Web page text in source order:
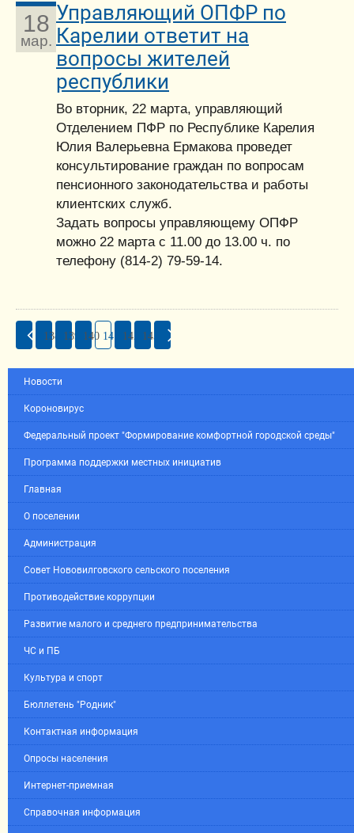
18
мар.
Управляющий ОПФР по
Карелии ответит на
вопросы жителей
республики
Во вторник, 22 марта, управляющий
Отделением ПФР по Республике Карелия
Юлия Валерьевна Ермакова проведет
консультирование граждан по вопросам
пенсионного законодательства и работы
клиентских служб.
Задать вопросы управляющему ОПФР
можно 22 марта с 11.00 до 13.00 ч. по
телефону (814-2) 79-59-14.
138 139 140 141 142 143
Новости
Короновирус
Федеральный проект "Формирование комфортной городской среды"
Программа поддержки местных инициатив
Главная
О поселении
Администрация
Совет Нововилговского сельского поселения
Противодействие коррупции
Развитие малого и среднего предпринимательства
ЧС и ПБ
Культура и спорт
Бюллетень "Родник"
Контактная информация
Опросы населения
Интернет-приемная
Справочная информация